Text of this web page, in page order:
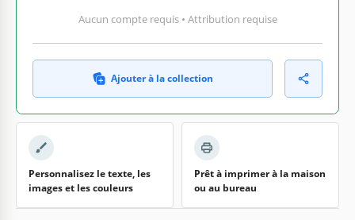
Aucun compte requis • Attribution requise
Ajouter à la collection
Personnalisez le texte, les
images et les couleurs
Prêt à imprimer à la maison
ou au bureau